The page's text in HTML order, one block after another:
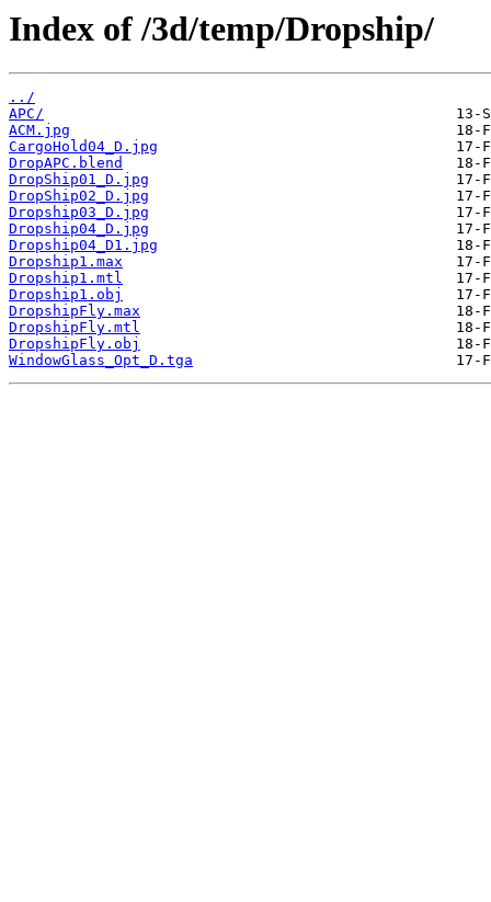
Index of /3d/temp/Dropship/
../
APC/
ACM.jpg
CargoHold04_D.jpg
DropAPC.blend
DropShip01_D.jpg
DropShip02_D.jpg
Dropship03_D.jpg
Dropship04_D.jpg
Dropship04_D1.jpg
Dropship1.max
Dropship1.mtl
Dropship1.obj
DropshipFly.max
DropshipFly.mtl
DropshipFly.obj
WindowGlass_Opt_D.tga